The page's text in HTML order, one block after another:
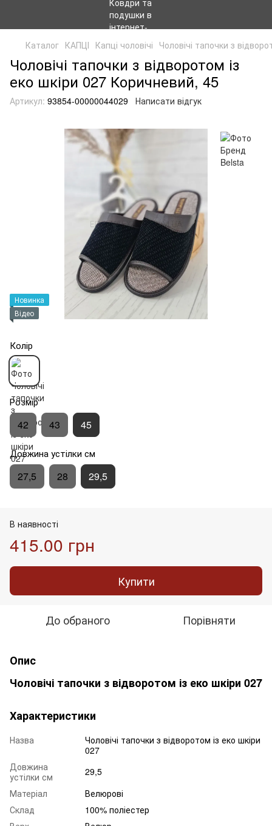
Каталог КАПЦІ Капці чоловічі Чоловічі тапочки з
Чоловічі тапочки з відворотом із
еко шкіри 027 Коричневий, 45
Артикул: 93854-00000044029 Написати відгук
Новинка
Відео
Колір
Розмір
42 43 45
Довжина устілки см
27,5 28 29,5
В наявності
415.00 грн
Купити
До обраного Порівняти
Опис
Чоловічі тапочки з відворотом із еко шкіри 027
Характеристики
Назва
Чоловічі тапочки з відворотом із еко шкіри
027
Довжина
устілки см
29,5
Матеріал
Велюрові
Склад
100% поліестер